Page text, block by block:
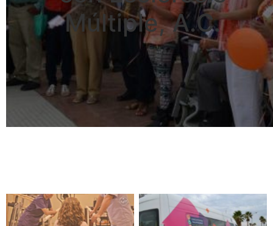
Múltiple, A.C.